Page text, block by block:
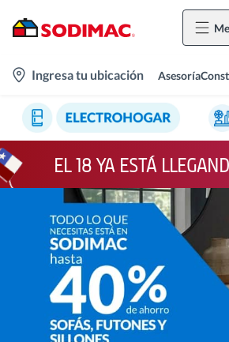
location-
Ingresa tu ubicación Asesoría
EL 18 YA ESTÁ